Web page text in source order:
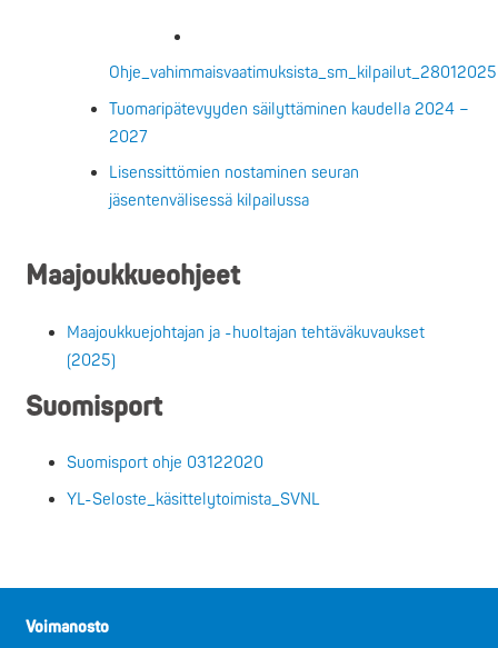
Ohje_vahimmaisvaatimuksista_sm_kilpailut_28012025
Tuomaripätevyyden säilyttäminen kaudella 2024 –
2027
Lisenssittömien nostaminen seuran
jäsentenvälisessä kilpailussa
Maajoukkueohjeet
Maajoukkuejohtajan ja -huoltajan tehtäväkuvaukset
(2025)
Suomisport
Suomisport ohje 03122020
YL-Seloste_käsittelytoimista_SVNL
Voimanosto